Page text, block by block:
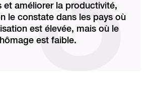
et améliorer la productivité,
le constate dans les pays où
est élevée, mais où le
est faible.